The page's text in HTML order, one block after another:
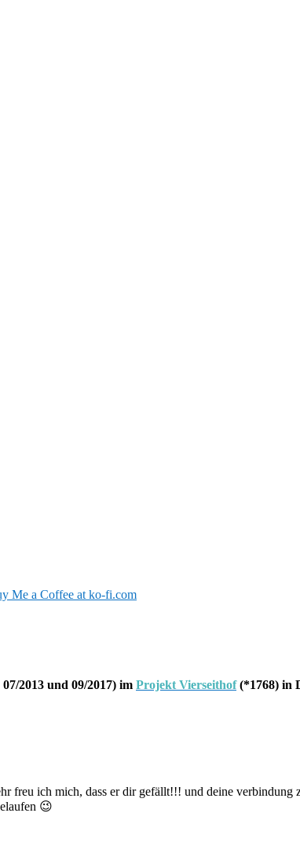
2013 und 09/2017) im Projekt Vierseithof(*1768) in
freu ich mich, dass er dir gefällt!!! und deine verbindung
😉